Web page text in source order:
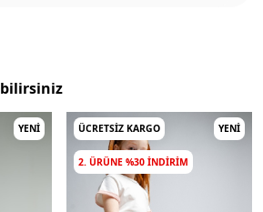
YENI ÜCRETSIZ KARGO YENI
2. ÜRÜNE %30 INDIRIM